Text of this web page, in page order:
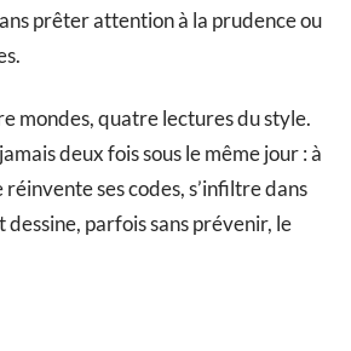
prêter attention à la prudence ou
mondes, quatre lectures du style.
deux fois sous le même jour : à
ses codes, s’infiltre dans
dessine, parfois sans prévenir, le